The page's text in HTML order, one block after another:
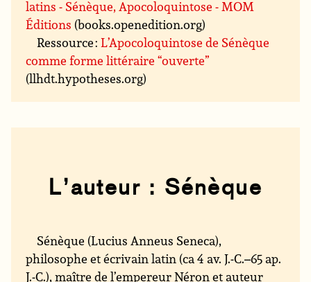
latins - Sénèque, Apocoloquintose - MOM
Éditions (books.openedition.org)
Ressource :L’Apocoloquintose de Sénèque
comme forme littéraire “ouverte”
(llhdt.hypotheses.org)
L’auteur : Sénèque
Sénèque (Lucius Anneus Seneca),
philosophe et écrivain latin (ca 4 av. J.-C.–65 ap.
J.-C.), maître de l’empereur Néron et auteur